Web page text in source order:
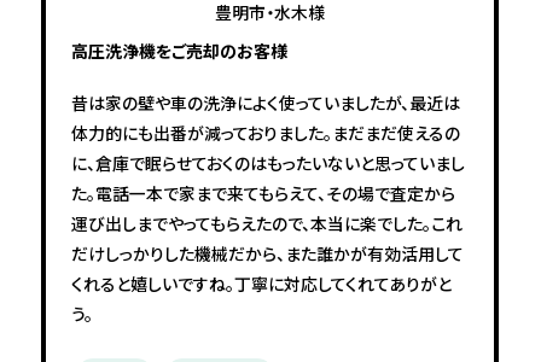
豊明市・水木様
高圧洗浄機をご売却のお客様
昔は家の壁や車の洗浄によく使っていましたが、最近は
体力的にも出番が減っておりました。まだまだ使えるの
に、倉庫で眠らせておくのはもったいないと思っていまし
た。電話一本で家まで来てもらえて、その場で査定から
運び出しまでやってもらえたので、本当に楽でした。これ
だけしっかりした機械だから、また誰かが有効活用して
くれると嬉しいですね。丁寧に対応してくれてありがと
う。